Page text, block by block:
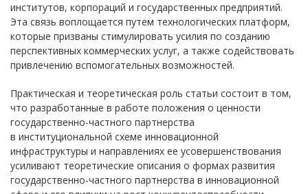
институтов, корпораций и государственных предприятий.
Эта связь воплощается путем технологических платформ,
которые призваны стимулировать усилия по созданию
перспективных коммерческих услуг, а также содействовать
привлечению вспомогательных возможностей.
Практическая и теоретическая роль статьи состоит в том,
что разработанные в работе положения о ценности
государственно-частного партнерства
в институциональной схеме инновационной
инфраструктуры и направлениях ее усовершенствования
усиливают теоретические описания о формах развития
государственно-частного партнерства в инновационной